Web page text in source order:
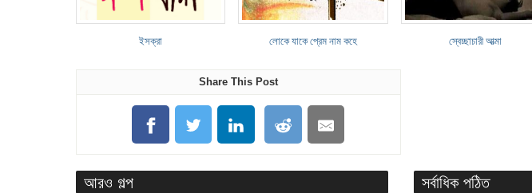
ইসক্রা লোকে যাকে প্রেম নাম কহে স্বেচ্ছাচারী আত্মা
Share This Post
আরও গল্প সর্বাধিক পঠিত